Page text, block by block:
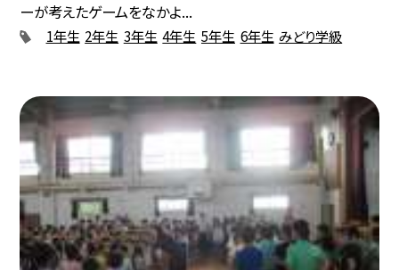
ーが考えたゲームをなかよ...
1年生 2年生 3年生 4年生 5年生 6年生 みどり学級